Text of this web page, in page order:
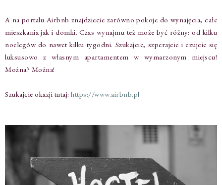
A na portalu Airbnb znajdziecie zarówno pokoje do wynajęcia, całe
mieszkania jak i domki. Czas wynajmu też może być różny: od kilku
noclegów do nawet kilku tygodni. Szukajcie, szperajcie i czujcie się
luksusowo z własnym apartamentem w wymarzonym miejscu!
Można? Można!
Szukajcie okazji tutaj: https://www.airbnb.pl